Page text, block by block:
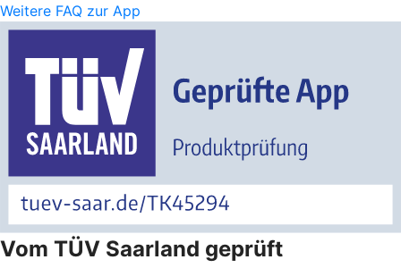
Weitere FAQ zur App
Vom TÜV Saarland geprüft